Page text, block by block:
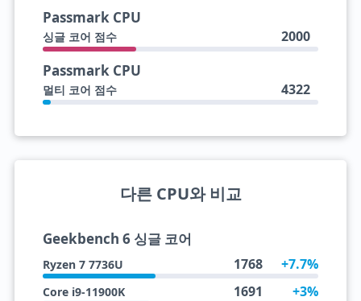
Passmark CPU
싱글 코어 점수 2000
Passmark CPU
멀티 코어 점수 4322
다른 CPU와 비교
Geekbench 6 싱글 코어
Ryzen 7 7736U 1768 +7.7%
Core i9-11900K 1691 +3%